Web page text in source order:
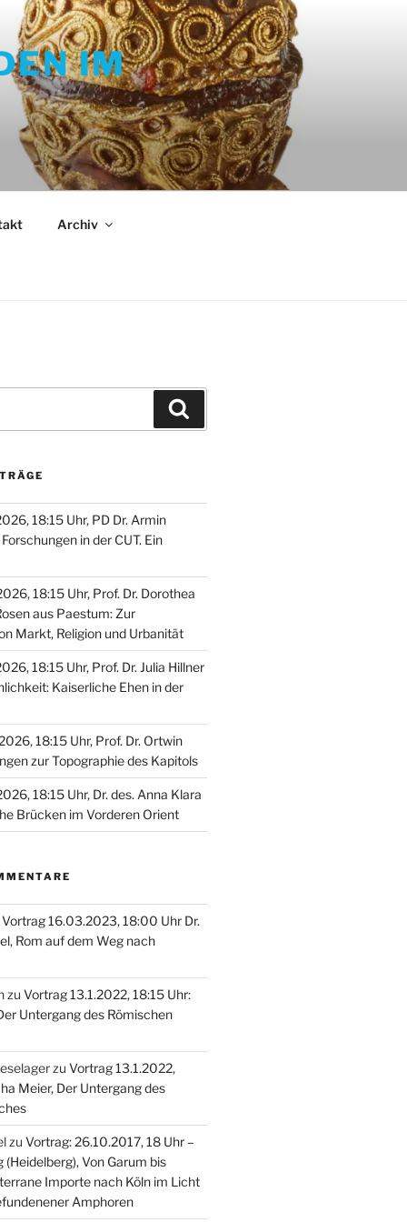
IM
Archiv
18:15 Uhr, PD Dr. Armin
in der CUT. Ein
18:15 Uhr, Prof. Dr. Dorothea
aus Paestum: Zur
Markt, Religion und Urbanität
18:15 Uhr, Prof. Dr. Julia Hillner
Kaiserliche Ehen in der
18:15 Uhr, Prof. Dr. Ortwin
zur Topographie des Kapitols
18:15 Uhr, Dr. des. Anna Klara
Brücken im Vorderen Orient
Vortrag 16.03.2023, 18:00 Uhr Dr.
Rom auf dem Weg nach
zu Vortrag 13.1.2022, 18:15 Uhr:
Untergang des Römischen
zu Vortrag 13.1.2022,
Meier, Der Untergang des
zu Vortrag: 26.10.2017, 18 Uhr –
(Heidelberg), Von Garum bis
Importe nach Köln im Licht
Amphoren